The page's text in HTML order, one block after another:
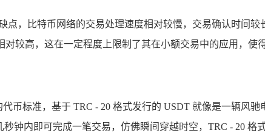
点，比特币网络的交易处理速度相对较慢，交易确认时间
较高，这在一定程度上限制了其在小额交易中的应用，使
币标准，基于 TRC - 20 格式发行的 USDT 就像是一辆风
钟内即可完成一笔交易，仿佛瞬间穿越时空，TRC - 20